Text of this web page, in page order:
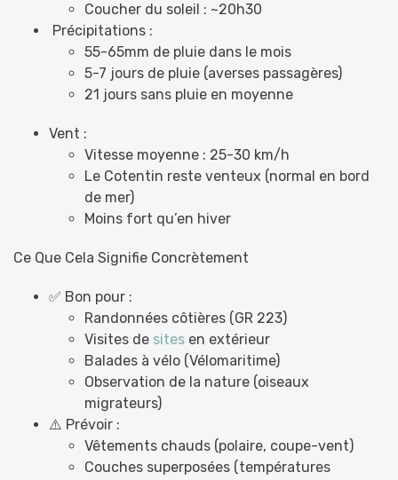
Coucher du soleil : ~20h30
️ Précipitations :
55-65mm de pluie dans le mois
5-7 jours de pluie (averses passagères)
21 jours sans pluie en moyenne
Vent :
Vitesse moyenne : 25-30 km/h
Le Cotentin reste venteux (normal en bord
de mer)
Moins fort qu’en hiver
Ce Que Cela Signifie Concrètement
✅ Bon pour :
Randonnées côtières (GR 223)
Visites de sites en extérieur
Balades à vélo (Vélomaritime)
Observation de la nature (oiseaux
migrateurs)
⚠️ Prévoir :
Vêtements chauds (polaire, coupe-vent)
Couches superposées (températures